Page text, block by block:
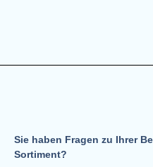
Sie haben Fragen zu Ihrer
Sortiment?